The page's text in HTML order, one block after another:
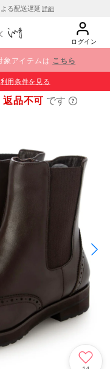
る配送遅延 詳細
ログイン
象アイテムは こちら
利用条件を見る
返品不可 です